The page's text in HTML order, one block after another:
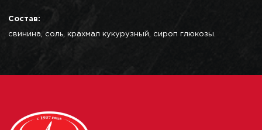
Состав:
свинина, соль, крахмал кукурузный, сироп глюкозы.